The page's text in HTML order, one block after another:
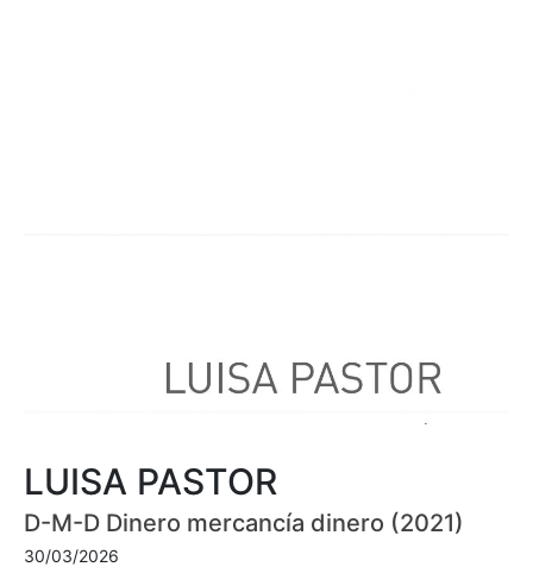
LUISA PASTOR
D-M-D Dinero mercancía dinero (2021)
30/03/2026